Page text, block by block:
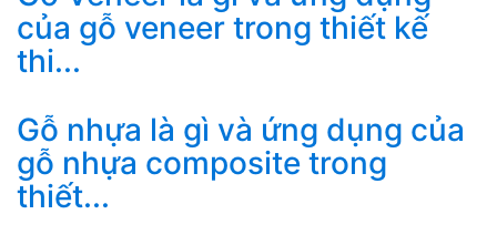
của gỗ veneer trong thiết kế
thi...
Gỗ nhựa là gì và ứng dụng của
gỗ nhựa composite trong
thiết...